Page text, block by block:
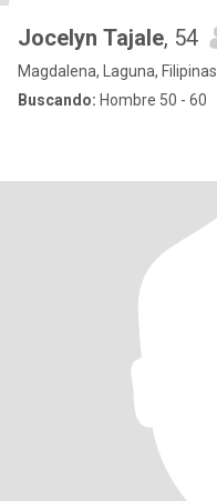
Jocelyn Tajale, 54
Magdalena, Laguna, Filipinas
Buscando: Hombre 50 - 60